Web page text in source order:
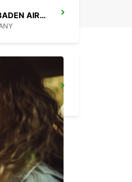
KARLSRUHE BADEN-BADEN AIRPORT
RASTATT MERCEDES-BENZ FORUM (DROP-OFF ONLY)